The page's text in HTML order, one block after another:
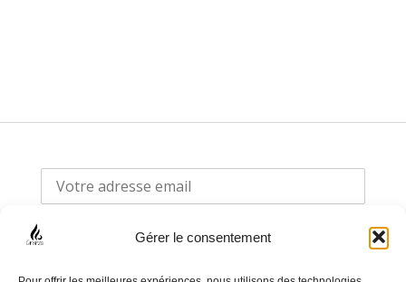
Gérer le consentement